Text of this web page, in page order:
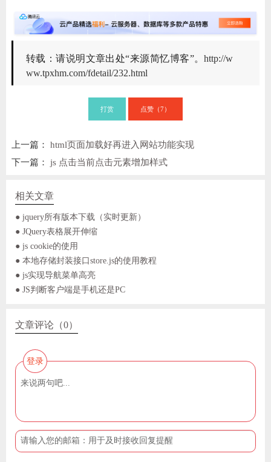
转载：请说明文章出处“来源简忆博客”。http://w
ww.tpxhm.com/fdetail/232.html
打赏 点赞（7）
上一篇：html页面加载好再进入网站功能实现
下一篇：js 点击当前点击元素增加样式
相关文章
● jquery所有版本下载（实时更新）
● JQuery表格展开伸缩
● js cookie的使用
● 本地存储封装接口store.js的使用教程
● js实现导航菜单高亮
● JS判断客户端是手机还是PC
文章评论（0）
登录